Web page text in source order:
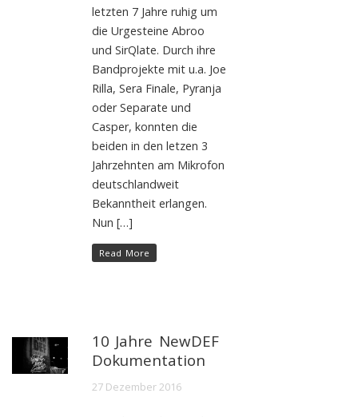
letzten 7 Jahre ruhig um
die Urgesteine Abroo
und SirQlate. Durch ihre
Bandprojekte mit u.a. Joe
Rilla, Sera Finale, Pyranja
oder Separate und
Casper, konnten die
beiden in den letzen 3
Jahrzehnten am Mikrofon
deutschlandweit
Bekanntheit erlangen.
Nun […]
Read More
10 Jahre NewDEF
Dokumentation
27 Dezember 2016